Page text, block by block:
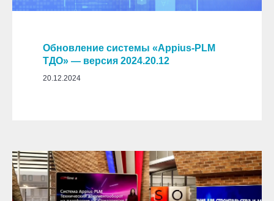
Обновление системы «Appius-PLM
ТДО» — версия 2024.20.12
20.12.2024